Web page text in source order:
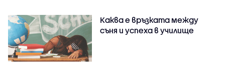
Каква е връзката между
съня и успеха в училище